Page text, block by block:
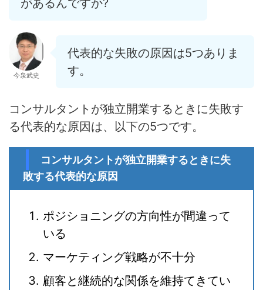
があるんですか?
今泉武史
代表的な失敗の原因は5つありま
す。
コンサルタントが独立開業するときに失敗す
る代表的な原因は、以下の5つです。
コンサルタントが独立開業するときに失
敗する代表的な原因
ポジショニングの方向性が間違って
いる
マーケティング戦略が不十分
顧客と継続的な関係を維持てきてい